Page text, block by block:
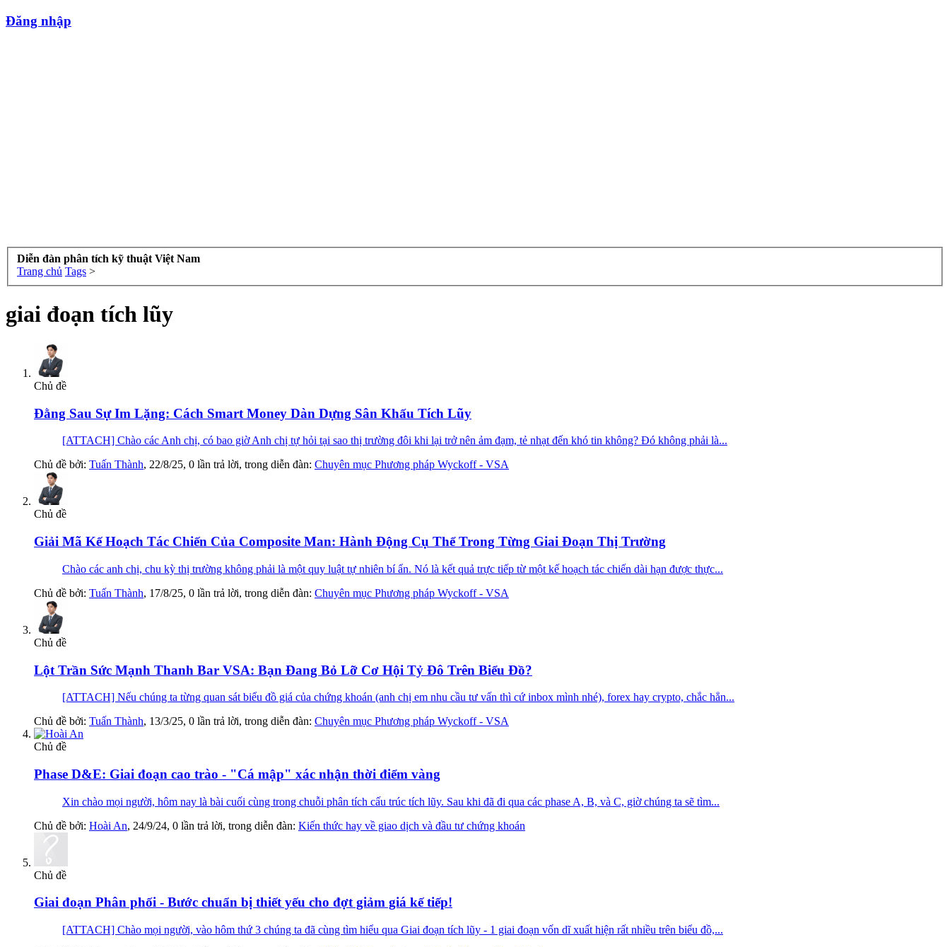
Đăng nhập
Diễn đàn phân tích kỹ thuật Việt Nam
Trang chủ Tags >
giai đoạn tích lũy
Chủ đề
Đằng Sau Sự Im Lặng: Cách Smart Money Dàn Dựng Sân Khấu Tích Lũy
[ATTACH] Chào các Anh chị, có bao giờ Anh chị tự hỏi tại sao thị trường đôi khi lại trở nên ảm đạm, tẻ nhạt đến khó tin không? Đó không phải là...
Chủ đề bởi: Tuấn Thành, 22/8/25, 0 lần trả lời, trong diễn đàn: Chuyên mục Phương pháp Wyckoff - VSA
Chủ đề
Giải Mã Kế Hoạch Tác Chiến Của Composite Man: Hành Động Cụ Thể Trong Từng Giai Đoạn Thị Trường
Chào các anh chị, chu kỳ thị trường không phải là một quy luật tự nhiên bí ẩn. Nó là kết quả trực tiếp từ một kế hoạch tác chiến dài hạn được thực...
Chủ đề bởi: Tuấn Thành, 17/8/25, 0 lần trả lời, trong diễn đàn: Chuyên mục Phương pháp Wyckoff - VSA
Chủ đề
Lột Trần Sức Mạnh Thanh Bar VSA: Bạn Đang Bỏ Lỡ Cơ Hội Tỷ Đô Trên Biểu Đồ?
[ATTACH] Nếu chúng ta từng quan sát biểu đồ giá của chứng khoán (anh chị em nhu cầu tư vấn thì cứ inbox mình nhé), forex hay crypto, chắc hẳn...
Chủ đề bởi: Tuấn Thành, 13/3/25, 0 lần trả lời, trong diễn đàn: Chuyên mục Phương pháp Wyckoff - VSA
Chủ đề
Phase D&E: Giai đoạn cao trào - "Cá mập" xác nhận thời điểm vàng
Xin chào mọi người, hôm nay là bài cuối cùng trong chuỗi phân tích cấu trúc tích lũy. Sau khi đã đi qua các phase A, B, và C, giờ chúng ta sẽ tìm...
Chủ đề bởi: Hoài An, 24/9/24, 0 lần trả lời, trong diễn đàn: Kiến thức hay về giao dịch và đầu tư chứng khoán
Chủ đề
Giai đoạn Phân phối - Bước chuẩn bị thiết yếu cho đợt giảm giá kế tiếp!
[ATTACH] Chào mọi người, vào hôm thứ 3 chúng ta đã cùng tìm hiểu qua Giai đoạn tích lũy - 1 giai đoạn vốn dĩ xuất hiện rất nhiều trên biểu đồ,...